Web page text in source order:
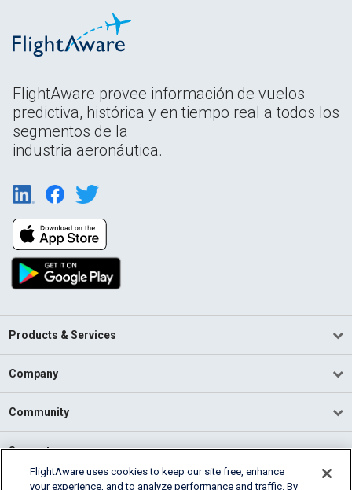
FlightAware provee información de vuelos
predictiva, histórica y en tiempo real a todos los
segmentos de la
industria aeronáutica.
Products & Services
Company
Community
Support
FlightAware uses cookies to keep our site free, enhance
your experience, and to analyze performance and traffic. By